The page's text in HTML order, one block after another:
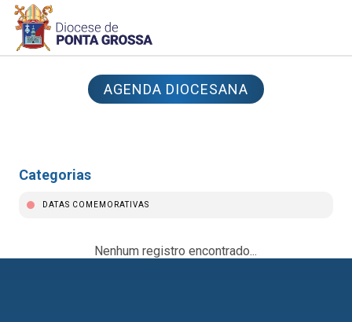
AGENDA DIOCESANA
Categorias
DATAS COMEMORATIVAS
Nenhum registro encontrado...